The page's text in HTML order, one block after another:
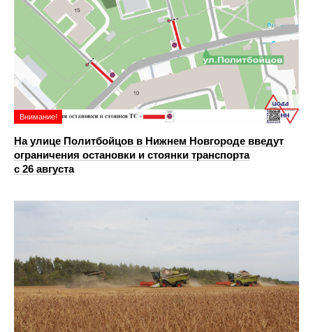
Внимание!
На улице Политбойцов в Нижнем Новгороде введут
ограничения остановки и стоянки транспорта
с 26 августа